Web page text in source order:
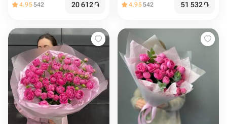
4.95542 20 612֏ 4.95542 51 532֏